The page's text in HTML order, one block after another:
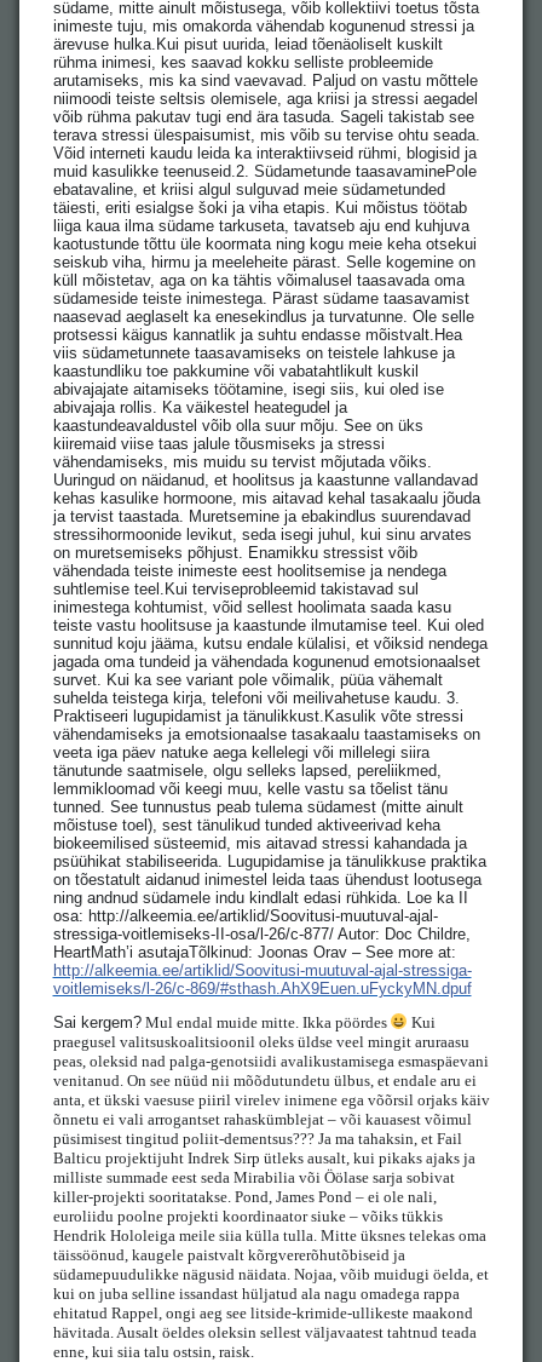
südame, mitte ainult mõistusega, võib kollektiivi toetus tõsta
inimeste tuju, mis omakorda vähendab kogunenud stressi ja
ärevuse hulka.Kui pisut uurida, leiad tõenäoliselt kuskilt
rühma inimesi, kes saavad kokku selliste probleemide
arutamiseks, mis ka sind vaevavad. Paljud on vastu mõttele
niimoodi teiste seltsis olemisele, aga kriisi ja stressi aegadel
võib rühma pakutav tugi end ära tasuda. Sageli takistab see
terava stressi ülespaisumist, mis võib su tervise ohtu seada.
Võid interneti kaudu leida ka interaktiivseid rühmi, blogisid ja
muid kasulikke teenuseid.2. Südametunde taasavaminePole
ebatavaline, et kriisi algul sulguvad meie südametunded
täiesti, eriti esialgse šoki ja viha etapis. Kui mõistus töötab
liiga kaua ilma südame tarkuseta, tavatseb aju end kuhjuva
kaotustunde tõttu üle koormata ning kogu meie keha otsekui
seiskub viha, hirmu ja meeleheite pärast. Selle kogemine on
küll mõistetav, aga on ka tähtis võimalusel taasavada oma
südameside teiste inimestega. Pärast südame taasavamist
naasevad aeglaselt ka enesekindlus ja turvatunne. Ole selle
protsessi käigus kannatlik ja suhtu endasse mõistvalt.Hea
viis südametunnete taasavamiseks on teistele lahkuse ja
kaastundliku toe pakkumine või vabatahtlikult kuskil
abivajajate aitamiseks töötamine, isegi siis, kui oled ise
abivajaja rollis. Ka väikestel heategudel ja
kaastundeavaldustel võib olla suur mõju. See on üks
kiiremaid viise taas jalule tõusmiseks ja stressi
vähendamiseks, mis muidu su tervist mõjutada võiks.
Uuringud on näidanud, et hoolitsus ja kaastunne vallandavad
kehas kasulike hormoone, mis aitavad kehal tasakaalu jõuda
ja tervist taastada. Muretsemine ja ebakindlus suurendavad
stressihormoonide levikut, seda isegi juhul, kui sinu arvates
on muretsemiseks põhjust. Enamikku stressist võib
vähendada teiste inimeste eest hoolitsemise ja nendega
suhtlemise teel.Kui terviseprobleemid takistavad sul
inimestega kohtumist, võid sellest hoolimata saada kasu
teiste vastu hoolitsuse ja kaastunde ilmutamise teel. Kui oled
sunnitud koju jääma, kutsu endale külalisi, et võiksid nendega
jagada oma tundeid ja vähendada kogunenud emotsionaalset
survet. Kui ka see variant pole võimalik, püüa vähemalt
suhelda teistega kirja, telefoni või meilivahetuse kaudu. 3.
Praktiseeri lugupidamist ja tänulikkust.Kasulik võte stressi
vähendamiseks ja emotsionaalse tasakaalu taastamiseks on
veeta iga päev natuke aega kellelegi või millelegi siira
tänutunde saatmisele, olgu selleks lapsed, pereliikmed,
lemmikloomad või keegi muu, kelle vastu sa tõelist tänu
tunned. See tunnustus peab tulema südamest (mitte ainult
mõistuse toel), sest tänulikud tunded aktiveerivad keha
biokeemilised süsteemid, mis aitavad stressi kahandada ja
psüühikat stabiliseerida. Lugupidamise ja tänulikkuse praktika
on tõestatult aidanud inimestel leida taas ühendust lootusega
ning andnud südamele indu kindlalt edasi rühkida. Loe ka II
osa: http://alkeemia.ee/artiklid/Soovitusi-muutuval-ajal-
stressiga-voitlemiseks-II-osa/l-26/c-877/ Autor: Doc Childre,
HeartMath’i asutajaTõlkinud: Joonas Orav – See more at:
http://alkeemia.ee/artiklid/Soovitusi-muutuval-ajal-stressiga-
voitlemiseks/l-26/c-869/#sthash.AhX9Euen.uFyckyMN.dpuf
Sai kergem?Mul endal muide mitte. Ikka pöördes
Kui
praegusel valitsuskoalitsioonil oleks üldse veel mingit aruraasu
peas, oleksid nad palga-genotsiidi avalikustamisega esmaspäevani
venitanud. On see nüüd nii mõõdutundetu ülbus, et endale aru ei
anta, et ükski vaesuse piiril virelev inimene ega võõrsil orjaks käiv
õnnetu ei vali arrogantset rahaskümblejat – või kauasest võimul
püsimisest tingitud poliit-dementsus??? Ja ma tahaksin, et Fail
Balticu projektijuht Indrek Sirp ütleks ausalt, kui pikaks ajaks ja
milliste summade eest seda Mirabilia või Öölase sarja sobivat
killer-projekti sooritatakse. Pond, James Pond – ei ole nali,
euroliidu poolne projekti koordinaator siuke – võiks tükkis
Hendrik Hololeiga meile siia külla tulla. Mitte üksnes telekas oma
täissöönud, kaugele paistvalt kõrgvererõhutõbiseid ja
südamepuudulikke nägusid näidata. Nojaa, võib muidugi öelda, et
kui on juba selline issandast hüljatud ala nagu omadega rappa
ehitatud Rappel, ongi aeg see litside-krimide-ullikeste maakond
hävitada. Ausalt öeldes oleksin sellest väljavaatest tahtnud teada
enne, kui siia talu ostsin, raisk.